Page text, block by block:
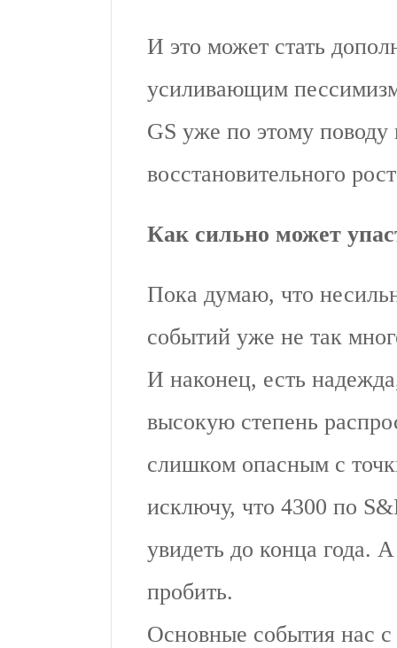
И это может стать
усиливающим
GS уже по этому
восстановительного
Как сильно может
Пока думаю, что
событий уже не так
И наконец, есть
высокую степень
слишком опасным с
исключу, что 4300 по
увидеть до конца года.
пробить.
Основные события нас